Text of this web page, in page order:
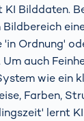
KI Bilddaten.
'in Ordnung'
auch
wie ein
Farben,
lernt